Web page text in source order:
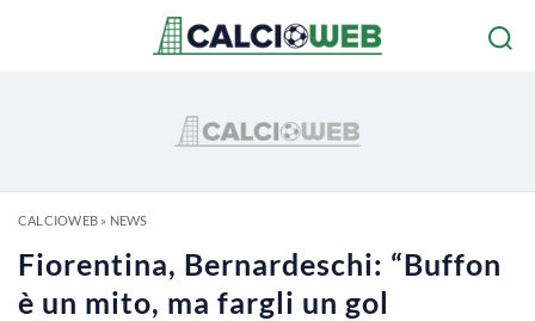
CALCIOWEB» NEWS
Fiorentina, Bernardeschi: “Buffon
è un mito, ma fargli un gol